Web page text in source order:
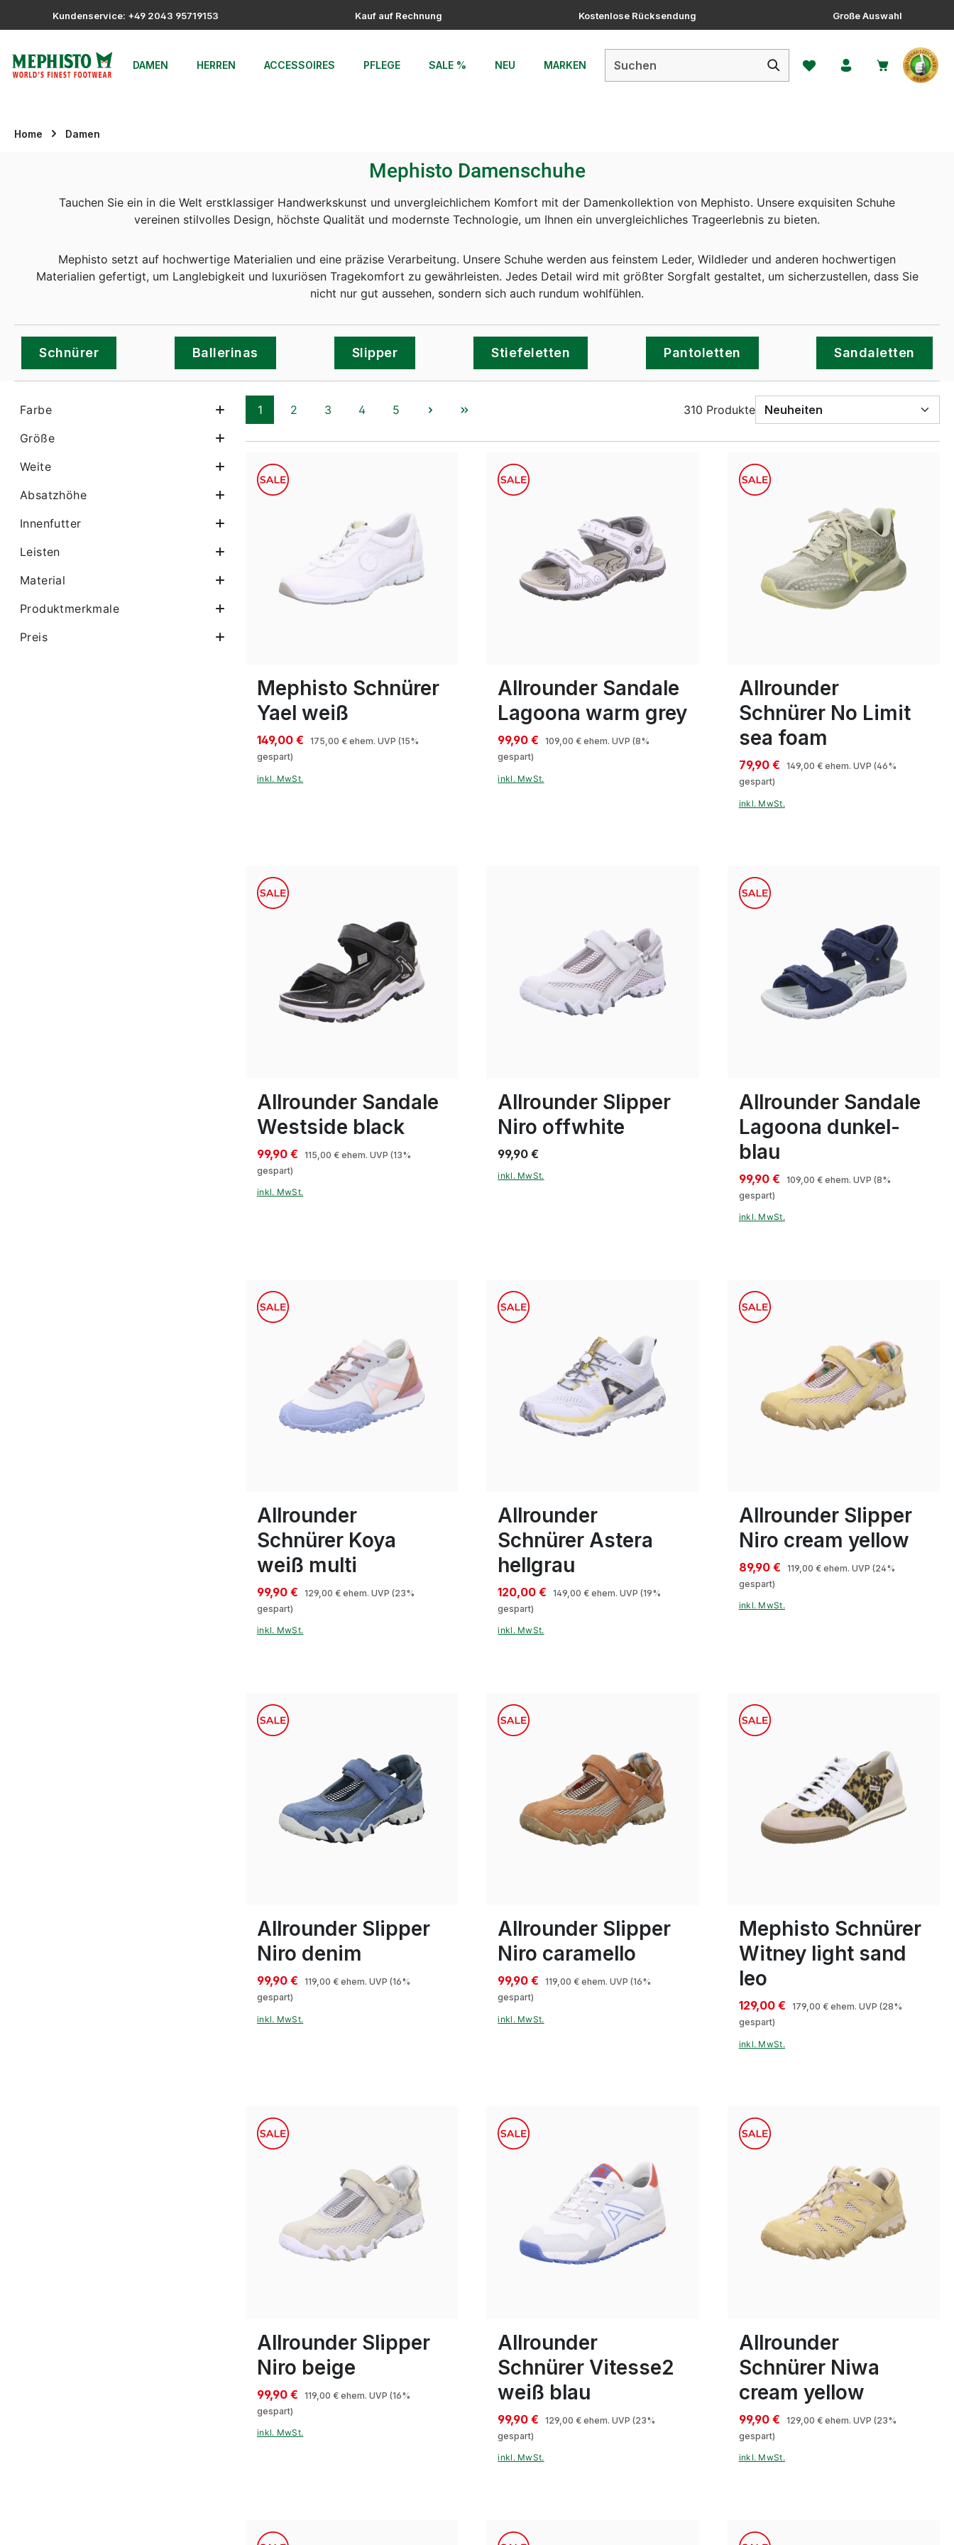
Hauptinhalt springen
Zur Suche springen
Zur Hauptnavigation springen
Kundenservice: +49 2043 95719153 Kauf auf Rechnung Kostenlose Rücksendung Große Auswahl
DAMEN HERREN ACCESSOIRES PFLEGE SALE % NEU MARKEN Du hast 0 Produkte auf dem
Home Damen
Mephisto Damenschuhe
Tauchen Sie ein in die Welt erstklassiger Handwerkskunst und unvergleichlichem Komfort mit der Damenkollektion von Mephisto. Unsere exquisiten Schuhe
vereinen stilvolles Design, höchste Qualität und modernste Technologie, um Ihnen ein unvergleichliches Trageerlebnis zu bieten.
Mephisto setzt auf hochwertige Materialien und eine präzise Verarbeitung. Unsere Schuhe werden aus feinstem Leder, Wildleder und anderen hochwertigen
Materialien gefertigt, um Langlebigkeit und luxuriösen Tragekomfort zu gewährleisten. Jedes Detail wird mit größter Sorgfalt gestaltet, um sicherzustellen, dass Sie
nicht nur gut aussehen, sondern sich auch rundum wohlfühlen.
Schnürer Ballerinas Slipper Stiefeletten Pantoletten Sandaletten
Farbe
Größe
Weite
Absatzhöhe
Innenfutter
Leisten
Material
Produktmerkmale
Preis
Seite
1 Seite
2 Seite
3 Seite
4 Seite
5 310 Produkte
Mephisto Schnürer
Yael weiß
149,00 € 175,00 € ehem. UVP (15%
gespart)
inkl. MwSt.
Allrounder Sandale
Lagoona warm grey
99,90 € 109,00 € ehem. UVP(8%
gespart)
inkl. MwSt.
Allrounder
Schnürer No Limit
sea foam
79,90 € 149,00 €ehem. UVP (46%
gespart)
inkl. MwSt.
Allrounder Sandale
Westside black
99,90 € 115,00 € ehem. UVP (13%
gespart)
inkl. MwSt.
Allrounder Slipper
Niro offwhite
99,90 €
inkl. MwSt.
Allrounder Sandale
Lagoona dunkel-
blau
99,90 € 109,00 €ehem. UVP (8%
gespart)
inkl. MwSt.
Allrounder
Schnürer Koya
weiß multi
99,90 € 129,00 € ehem. UVP (23%
gespart)
inkl. MwSt.
Allrounder
Schnürer Astera
hellgrau
120,00 € 149,00 € ehem. UVP(19%
gespart)
inkl. MwSt.
Allrounder Slipper
Niro cream yellow
89,90 € 119,00 €ehem. UVP (24%
gespart)
inkl. MwSt.
Allrounder Slipper
Niro denim
99,90 € 119,00 € ehem. UVP (16%
gespart)
inkl. MwSt.
Allrounder Slipper
Niro caramello
99,90 € 119,00 € ehem. UVP(16%
gespart)
inkl. MwSt.
Mephisto Schnürer
Witney light sand
leo
129,00 € 179,00 €ehem. UVP (28%
gespart)
inkl. MwSt.
Allrounder Slipper
Niro beige
99,90 € 119,00 € ehem. UVP (16%
gespart)
inkl. MwSt.
Allrounder
Schnürer Vitesse2
weiß blau
99,90 € 129,00 € ehem. UVP(23%
gespart)
inkl. MwSt.
Allrounder
Schnürer Niwa
cream yellow
99,90 € 129,00 €ehem. UVP (23%
gespart)
inkl. MwSt.